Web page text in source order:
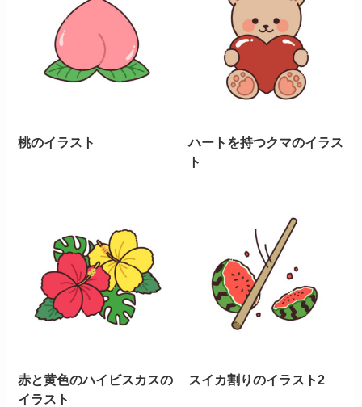
桃のイラスト
ハートを持つクマのイラス
ト
赤と黄色のハイビスカスの
イラスト
スイカ割りのイラスト2